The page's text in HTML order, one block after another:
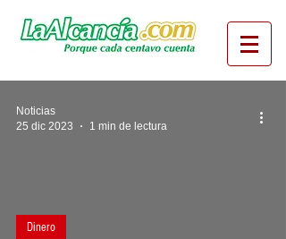
Dinero
Noticias
25 dic 2023
1 min de lectura